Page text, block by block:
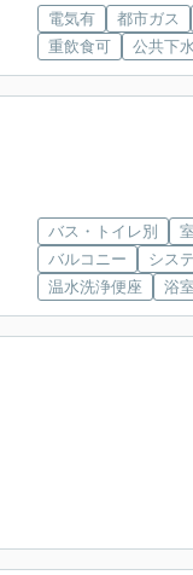
電気有 都市ガス
重飲食可
公共下水
バス・トイレ別
バルコニー
シス
温水洗浄便座
浴